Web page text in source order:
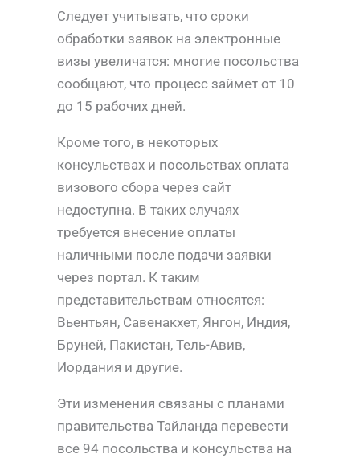
Следует учитывать, что сроки
обработки заявок на электронные
визы увеличатся: многие посольства
сообщают, что процесс займет от 10
до 15 рабочих дней.
Кроме того, в некоторых
консульствах и посольствах оплата
визового сбора через сайт
недоступна. В таких случаях
требуется внесение оплаты
наличными после подачи заявки
через портал. К таким
представительствам относятся:
Вьентьян, Савенакхет, Янгон, Индия,
Бруней, Пакистан, Тель-Авив,
Иордания и другие.
Эти изменения связаны с планами
правительства Тайланда перевести
все 94 посольства и консульства на